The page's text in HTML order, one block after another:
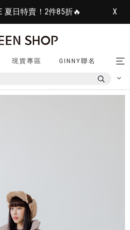
夏日特賣！2件85折🔥 X
現貨專區 GINNY聯名